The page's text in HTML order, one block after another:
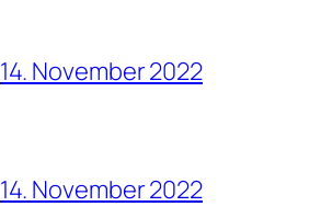
14. November 2022
14. November 2022